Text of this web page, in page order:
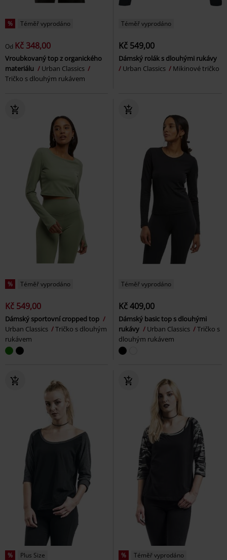
% Téměř vyprodáno
Od Kč 348,00
Vroubkovaný top z organického
materiálu
Urban Classics
Tričko s dlouhým rukávem
Téměř vyprodáno
Kč 549,00
Dámský rolák s dlouhými rukávy
Urban Classics
Mikinové tričko
% Téměř vyprodáno
Kč 549,00
Dámský sportovní cropped top
Urban Classics
Tričko s dlouhým
rukávem
Téměř vyprodáno
Kč 409,00
Dámský basic top s dlouhými
rukávy
Urban Classics
Tričko s
dlouhým rukávem
% Plus Size % Téměř vyprodáno